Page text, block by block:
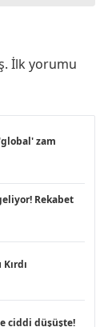
İlk yorumu
zam
Rekabet
ciddi düşüşte!